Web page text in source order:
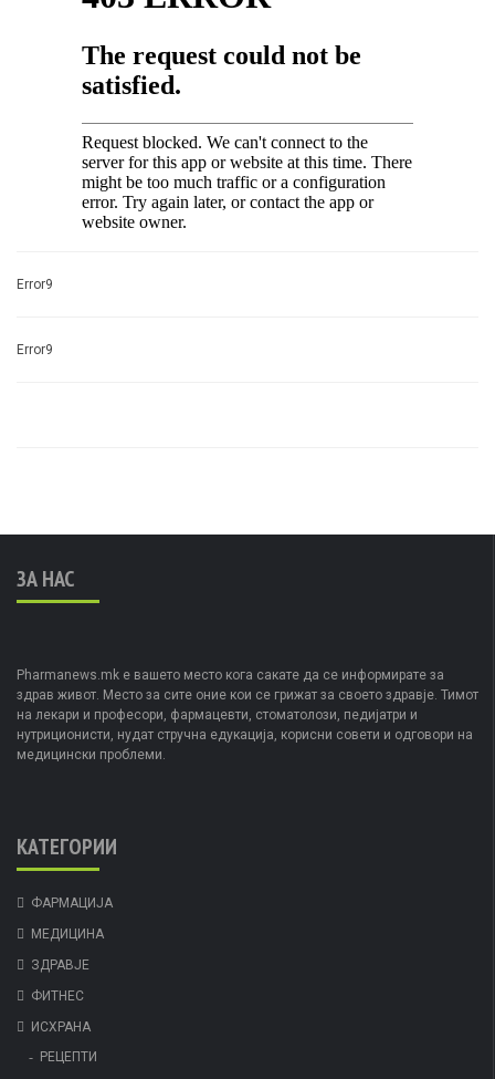
Error9
Error9
ЗА НАС
Pharmanews.mk е вашето место кога сакате да се информирате за
здрав живот. Место за сите оние кои се грижат за своето здравје. Тимот
на лекари и професори, фармацевти, стоматолози, педијатри и
нутриционисти, нудат стручна едукација, корисни совети и одговори на
медицински проблеми.
КАТЕГОРИИ
ФАРМАЦИЈА
МЕДИЦИНА
ЗДРАВЈЕ
ФИТНЕС
ИСХРАНА
РЕЦЕПТИ